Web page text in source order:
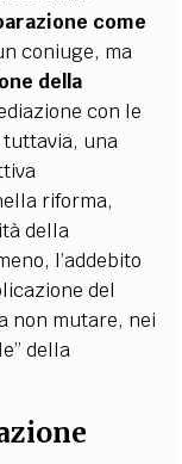
come
coniuge, ma
della
con le
una
riforma,
della
l’addebito
del
non mutare, nei
della